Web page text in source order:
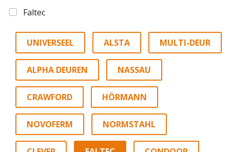
Faltec
UNIVERSEEL ALSTA MULTI-DEUR
ALPHA DEUREN NASSAU
CRAWFORD HÖRMANN
NOVOFERM NORMSTAHL